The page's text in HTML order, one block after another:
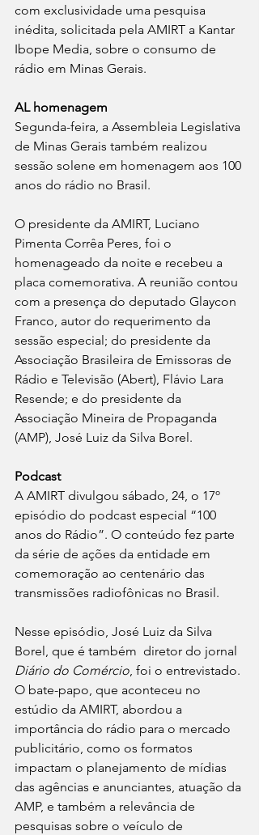
com exclusividade uma pesquisa
inédita, solicitada pela AMIRT a Kantar
Ibope Media, sobre o consumo de
rádio em Minas Gerais.
AL homenagem
Segunda-feira, a Assembleia Legislativa
de Minas Gerais também realizou
sessão solene em homenagem aos 100
anos do rádio no Brasil.
O presidente da AMIRT, Luciano
Pimenta Corrêa Peres, foi o
homenageado da noite e recebeu a
placa comemorativa. A reunião contou
com a presença do deputado Glaycon
Franco, autor do requerimento da
sessão especial; do presidente da
Associação Brasileira de Emissoras de
Rádio e Televisão (Abert), Flávio Lara
Resende; e do presidente da
Associação Mineira de Propaganda
(AMP), José Luiz da Silva Borel.
Podcast
A AMIRT divulgou sábado, 24, o 17º
episódio do podcast especial “100
anos do Rádio”. O conteúdo fez parte
da série de ações da entidade em
comemoração ao centenário das
transmissões radiofônicas no Brasil.
Nesse episódio, José Luiz da Silva
Borel, que é também  diretor do jornal
Diário do Comércio, foi o entrevistado.
O bate-papo, que aconteceu no
estúdio da AMIRT, abordou a
importância do rádio para o mercado
publicitário, como os formatos
impactam o planejamento de mídias
das agências e anunciantes, atuação da
AMP, e também a relevância de
pesquisas sobre o veículo de